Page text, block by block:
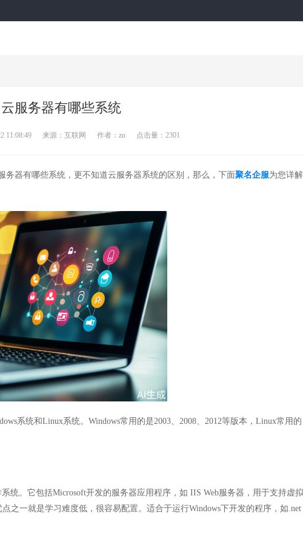
云服务器有哪些系统
11:08:49 来源：互联网 作者：zn 点击量：2301
器有哪些系统，更不知道云服务器系统的区别，那么，下面聚名企服为您详解
系统和Linux系统。Windows常用的是2003、2008、2012等版本，Linux常用的
。它包括Microsoft开发的服务器应用程序，如 IIS Web服务器，用于支持虚拟
之一就是学习难度低，很容易配置。适合于运行Windows下开发的程序，如.net